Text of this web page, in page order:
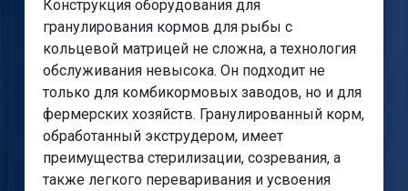
Конструкция оборудования для
гранулирования кормов для рыбы с
кольцевой матрицей не сложна, а технология
обслуживания невысока. Он подходит не
только для комбикормовых заводов, но и для
фермерских хозяйств. Гранулированный корм,
обработанный экструдером, имеет
преимущества стерилизации, созревания, а
также легкого переваривания и усвоения